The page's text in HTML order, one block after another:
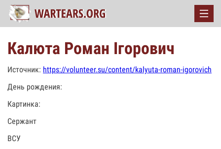
Калюта Роман Ігорович
Источник: https://volunteer.su/content/kalyuta-roman-igorovich
День рождения:
Картинка:
Сержант
ВСУ